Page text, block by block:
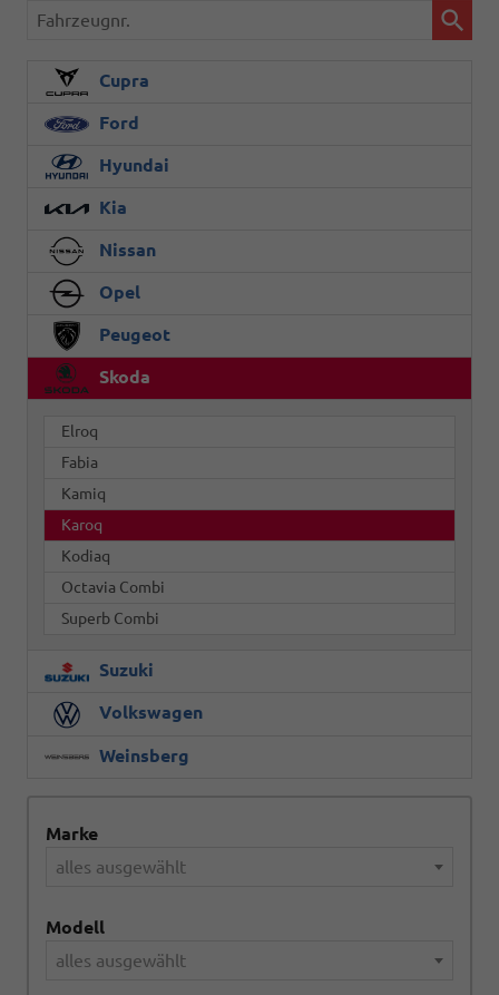
Fahrzeugnr.
Cupra
Ford
Hyundai
Kia
Nissan
Opel
Peugeot
Skoda
Elroq
Fabia
Kamiq
Karoq
Kodiaq
Octavia Combi
Superb Combi
Suzuki
Volkswagen
Weinsberg
Marke
alles ausgewählt
Modell
alles ausgewählt